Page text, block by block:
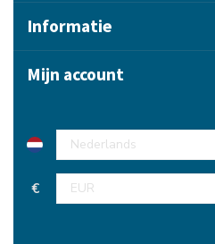
Informatie
Mijn account
€